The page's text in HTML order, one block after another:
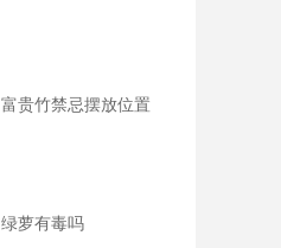
富贵竹禁忌摆放位置
绿萝有毒吗